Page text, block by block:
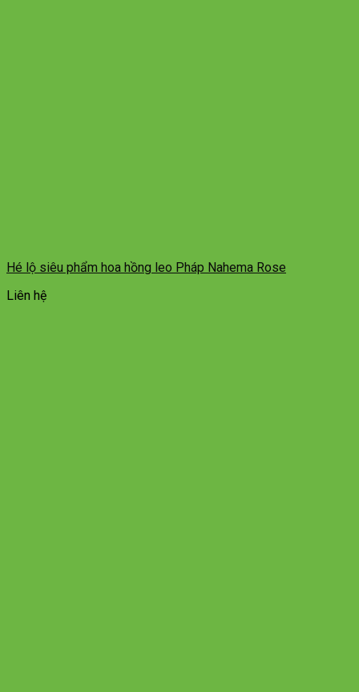
Hé lộ siêu phẩm hoa hồng leo Pháp Nahema Rose
Liên hệ